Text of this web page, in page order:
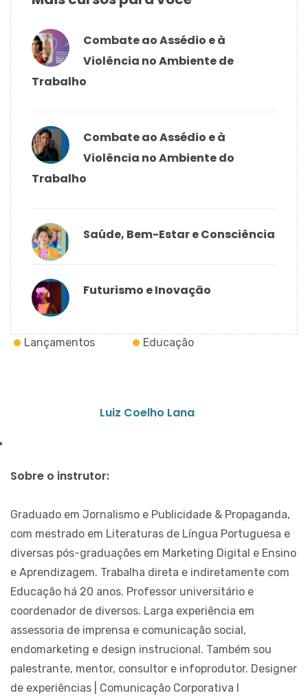
Combate ao Assédio e à
Violência no Ambiente de
Trabalho
Combate ao Assédio e à
Violência no Ambiente do
Trabalho
Saúde, Bem-Estar e Consciência
Futurismo e Inovação
Lançamentos Educação
Luiz Coelho Lana
Sobre o instrutor:
Graduado em Jornalismo e Publicidade & Propaganda,
com mestrado em Literaturas de Língua Portuguesa e
diversas pós-graduações em Marketing Digital e Ensino
e Aprendizagem. Trabalha direta e indiretamente com
Educação há 20 anos. Professor universitário e
coordenador de diversos. Larga experiência em
assessoria de imprensa e comunicação social,
endomarketing e design instrucional. Também sou
palestrante, mentor, consultor e infoprodutor. Designer
de experiências | Comunicação Corporativa I